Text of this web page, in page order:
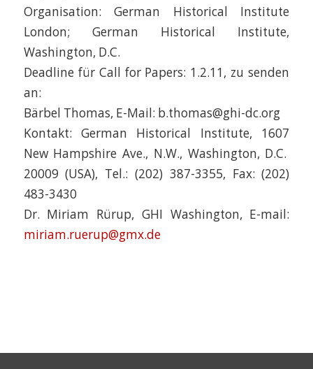
Organisation: German Historical Institute
London; German Historical Institute,
Washington, D.C.
Deadline für Call for Papers: 1.2.11, zu senden
an:
Bärbel Thomas, E-Mail: b.thomas@ghi-dc.org
Kontakt: German Historical Institute, 1607
New Hampshire Ave., N.W., Washington, D.C.
20009 (USA), Tel.: (202) 387-3355, Fax: (202)
483-3430
Dr. Miriam Rürup, GHI Washington, E-mail:
miriam.ruerup@gmx.de